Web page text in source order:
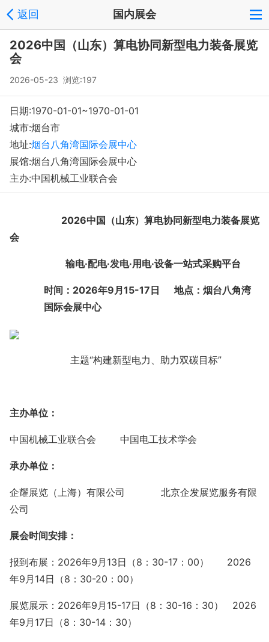
返回 国内展会
2026中国（山东）算电协同新型电力装备展览
会
2026-05-23 浏览:197
日期:1970-01-01~1970-01-01
城市:烟台市
地址:烟台八角湾国际会展中心
展馆:烟台八角湾国际会展中心
主办:中国机械工业联合会
2026中国（山东）算电协同新型电力装备展览
会
输电·配电·发电·用电·设备一站式采购平台
时间： 2026年9月15-17日 地点：烟台八角湾
国际会展中心
主题“构建新型电力、助力双碳目标”
主办单位：
中国机械工业联合会 中国电工技术学会
承办单位：
企耀展览（上海）有限公司
北京企发展览服务有限
公司
展会时间安排：
报到布展： 2026年9月13日（8：30-17：00）
2026
年9月14日（8：30-20：00）
展览展示： 2026年9月15-17日（8：30-16：30）
2026
年9月17日（8：30-14：30）
注册 反馈
Copyright © 2008-2018 环球会展网 fairglobal.com.cn 版权所有